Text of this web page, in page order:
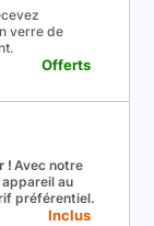
verre de
Offerts
! Avec notre
au
préférentiel.
Inclus